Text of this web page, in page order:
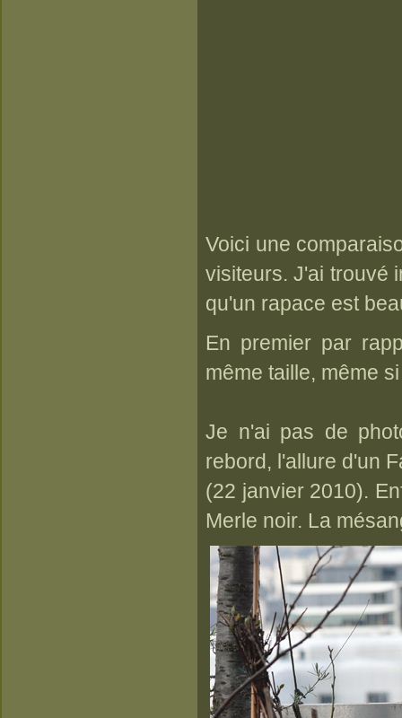
Voici une
visiteurs. J'ai trouvé
qu'un rapace est
En premier par
même taille, même
Je n'ai pas de
rebord, l'allure d'un
(22 janvier 2010).
Merle noir. La